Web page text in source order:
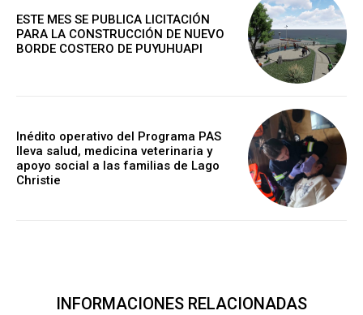
ESTE MES SE PUBLICA LICITACIÓN
PARA LA CONSTRUCCIÓN DE NUEVO
BORDE COSTERO DE PUYUHUAPI
Inédito operativo del Programa PAS
lleva salud, medicina veterinaria y
apoyo social a las familias de Lago
Christie
INFORMACIONES RELACIONADAS